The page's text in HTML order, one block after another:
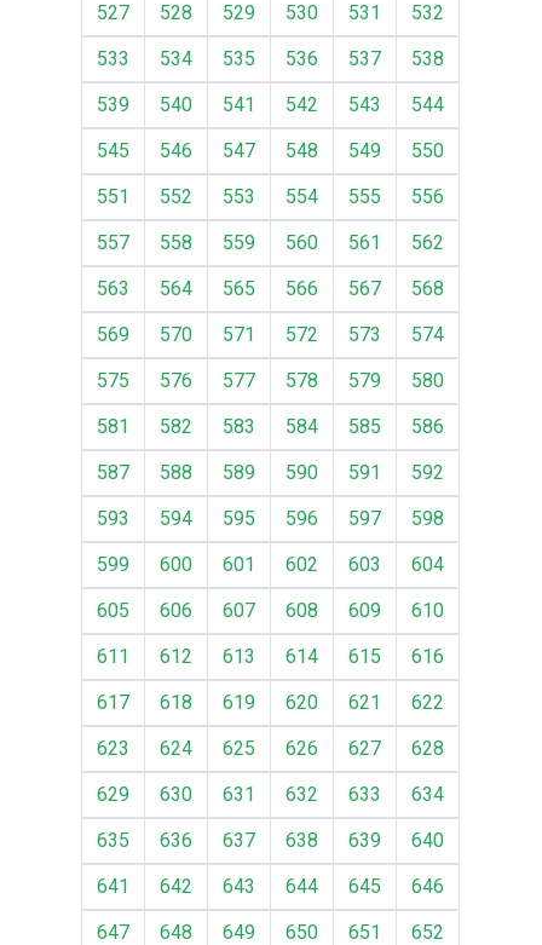
527
528 529 530 531
532
533
534 535 536 537
538
539
540 541 542 543
544
545
546 547 548 549
550
551
552 553 554 555
556
557
558 559 560 561
562
563
564 565 566 567
568
569
570 571 572 573
574
575
576 577 578 579
580
581
582 583 584 585
586
587
588 589 590 591
592
593
594 595 596 597
598
599
600 601 602 603
604
605
606 607 608 609
610
611
612 613 614 615
616
617
618 619 620 621
622
623
624 625 626 627
628
629
630 631 632 633
634
635
636 637 638 639
640
641
642 643 644 645
646
647
648 649 650 651
652